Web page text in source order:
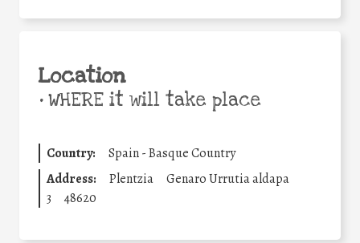
Location
•WHERE it will take place
Country:
Spain - Basque Country
Address:
Plentzia
Genaro Urrutia aldapa
3
48620